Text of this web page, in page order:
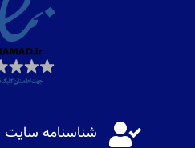
 شناسنامه سایت